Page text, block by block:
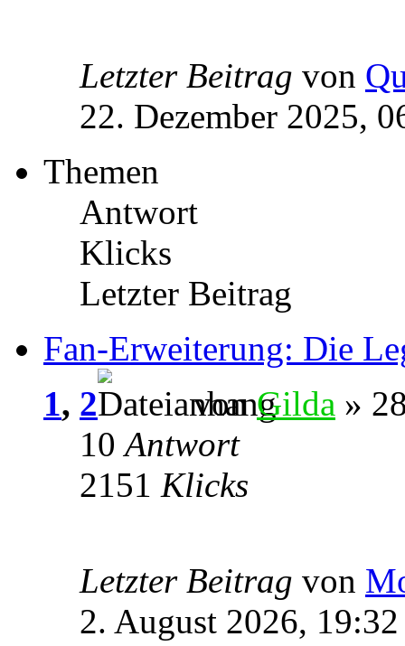
Letzter Beitrag von
22. Dezember 2025,
Themen
Antwort
Klicks
Letzter Beitrag
Fan-Erweiterung: Die
1, 2 vonGilda »
10Antwort
2151 Klicks
Letzter Beitrag von
2. August 2026, 19:32